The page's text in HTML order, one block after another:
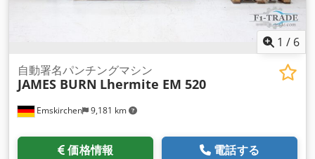
1 / 6
Emskirchen 9,181 km
自動署名パンチングマシン
JAMES BURN Lhermite EM 520
価格情報 電話する